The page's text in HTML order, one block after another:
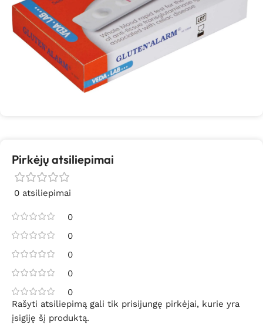
Pirkėjų atsiliepimai
0 atsiliepimai
0
0
0
0
0
Rašyti atsiliepimą gali tik prisijungę pirkėjai, kurie yra
įsigiję šį produktą.